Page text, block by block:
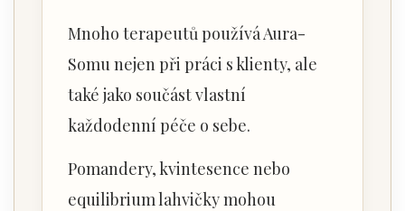
Mnoho terapeutů používá Aura-
Somu nejen při práci s klienty, ale
také jako součást vlastní
každodenní péče o sebe.
Pomandery, kvintesence nebo
equilibrium lahvičky mohou